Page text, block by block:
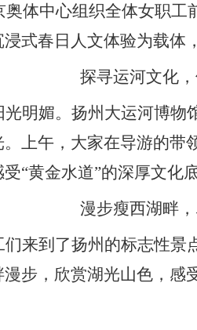
奥体中心组织全体女职工
式春日人文体验为载体
探寻运河文化
明媚。扬州大运河博物
上午，大家在导游的带
“黄金水道”的深厚文化底
漫步瘦西湖畔
们来到了扬州的标志性
步，欣赏湖光山色，感